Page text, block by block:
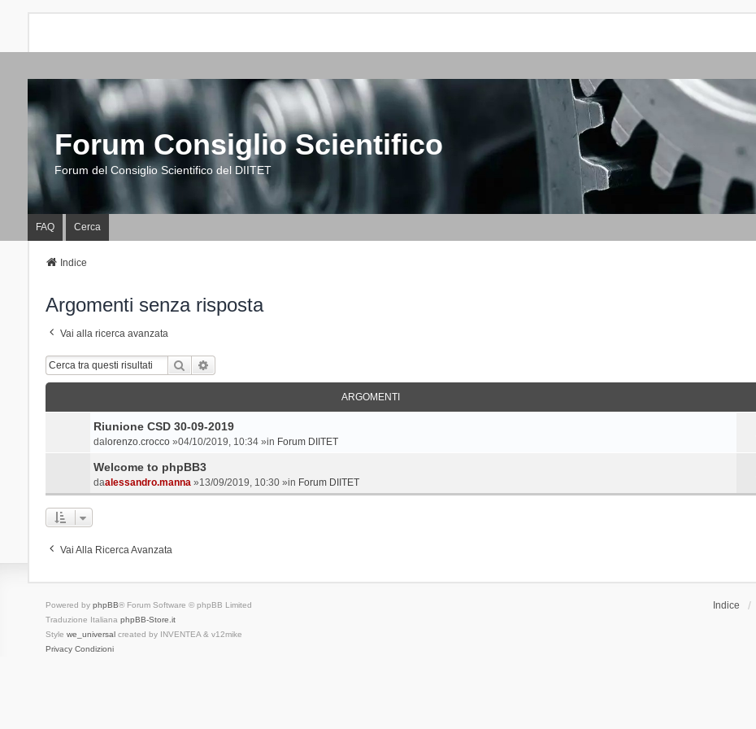
Forum Consiglio Scientifico
Forum del Consiglio Scientifico del DIITET
FAQ Cerca
Indice
Argomenti senza risposta
Vai alla ricerca avanzata
Cerca
ARGOMENTI
Riunione CSD 30-09-2019
dalorenzo.crocco»04/10/2019, 10:34 »in Forum DIITET
Welcome to phpBB3
daalessandro.manna»13/09/2019, 10:30 »in Forum DIITET
Vai Alla Ricerca Avanzata
Indice
Powered by phpBB® Forum Software © phpBB Limited
Traduzione Italiana phpBB-Store.it
Style we_universalcreated by INVENTEA & v12mike
Privacy Condizioni